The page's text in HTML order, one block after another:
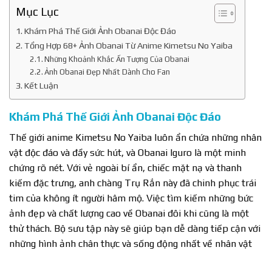
Mục Lục
Khám Phá Thế Giới Ảnh Obanai Độc Đáo
Tổng Hợp 68+ Ảnh Obanai Từ Anime Kimetsu No Yaiba
Những Khoảnh Khắc Ấn Tượng Của Obanai
Ảnh Obanai Đẹp Nhất Dành Cho Fan
Kết Luận
Khám Phá Thế Giới Ảnh Obanai Độc Đáo
Thế giới anime Kimetsu No Yaiba luôn ẩn chứa những nhân
vật độc đáo và đầy sức hút, và Obanai Iguro là một minh
chứng rõ nét. Với vẻ ngoài bí ẩn, chiếc mặt nạ và thanh
kiếm đặc trưng, anh chàng Trụ Rắn này đã chinh phục trái
tim của không ít người hâm mộ. Việc tìm kiếm những bức
ảnh đẹp và chất lượng cao về Obanai đôi khi cũng là một
thử thách. Bộ sưu tập này sẽ giúp bạn dễ dàng tiếp cận với
những hình ảnh chân thực và sống động nhất về nhân vật